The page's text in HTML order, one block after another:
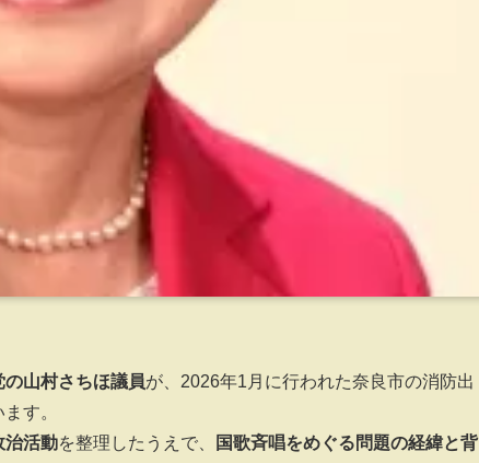
の山村さちほ議員が、2026年1月に行われた奈良市の消防出
す。
治活動を整理したうえで、
国歌斉唱をめぐる問題の経緯と背